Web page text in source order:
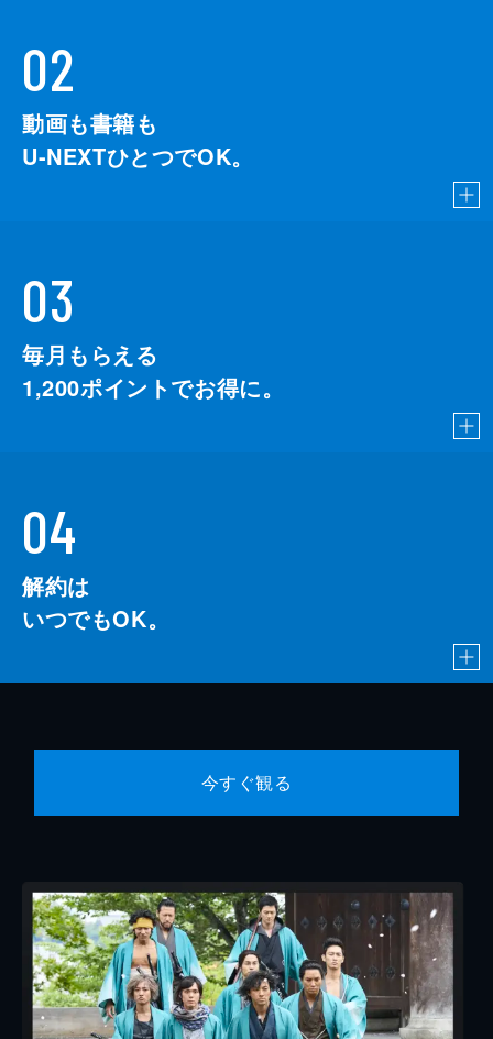
02
動画も書籍も
U-NEXTひとつでOK。
03
毎月もらえる
1,200ポイントでお得に。
04
解約は
いつでもOK。
今すぐ観る